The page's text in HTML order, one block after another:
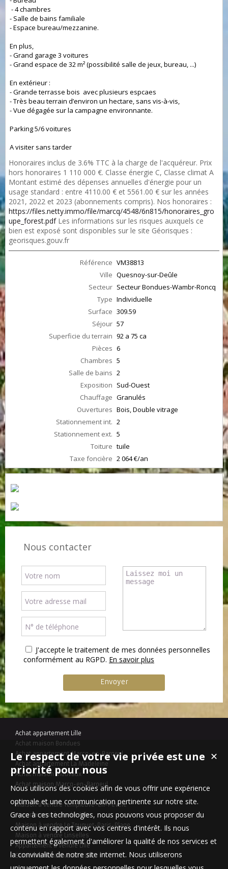
- 4 chambres
- Salle de bains familiale
- Espace bureau/mezzanine.
En plus,
- Grand garage 3 voitures
- Grand espace de 32 m² (possibilité salle de jeux, bureau, ...)
En extérieur :
- Grande terrasse bois avec plusieurs espcaes
- Très beau terrain d’environ un hectare, sans vis-à-vis,
- Vue dégagée sur la campagne environnante.
Parking 5/6 voitures
A visiter sans tarder
Honoraires inclus de 3.6% TTC à la charge de l'acquéreur. Prix
hors honoraires 1 110 000 €. Classe énergie C, Classe climat A
Montant estimé des dépenses annuelles d'énergie pour un
usage standard : entre 4110.00 € et 5561.00 € sur les années
2021, 2022 et 2023 (abonnements compris). Nos honoraires :
https://files.netty.immo/file/marcq/4548/6n815/honoraires_gro
upe_forest.pdfLes informations sur les risques auxquels ce
bien est exposé sont disponibles sur le site Géorisques :
georisques.gouv.fr
Référence VM38813
Ville Quesnoy-sur-Deûle
Secteur Secteur Bondues-Wambr-Roncq
Type Individuelle
Surface 309.59
Séjour 57
Superficie du terrain 92 a 75 ca
Pièces 6
Chambres 5
Salle de bains 2
Exposition Sud-Ouest
Chauffage Granulés
Ouvertures Bois, Double vitrage
Stationnement int. 2
Stationnement ext. 5
Toiture tuile
Taxe foncière 2 064 €/an
Nous contacter
J'accepte le traitement de mes données personnelles
conformément au RGPD. En savoir plus
Achat appartement Lille
Achat maison Bondues
Achat appartement Marcq-en-Baroeul
Achat appartement La Madeleine
Achat maison Mouvaux
Achat maison Marcq-en-Baroeul
Maison à vendre Templeuve-en-Pévèle
Appartement à vendre Lille
Maison à vendre Le Touquet-Paris-Plage
Maison à vendre Linselles
Appartement à vendre Lille
Stationnement à vendre Lille
✕
Le respect de votre vie privée est une
priorité pour nous
Nous utilisons des cookies afin de vous offrir une expérience
optimale et une communication pertinente sur notre site.
Grace à ces technologies, nous pouvons vous proposer du
contenu en rapport avec vos centres d'intérêt. Ils nous
permettent également d'améliorer la qualité de nos services et
la convivialité de notre site internet. Nous utiliserons